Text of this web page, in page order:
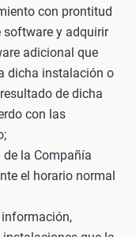
con prontitud
software y adquirir
adicional que
dicha instalación o
de dicha
con las
la Compañía
el horario normal